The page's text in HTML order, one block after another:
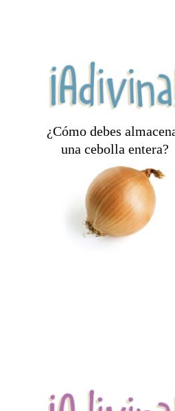
¿Cómo debes
una cebolla entera?
En un lugar fresco y
oscuro en un recipiente
bolsa abierta.